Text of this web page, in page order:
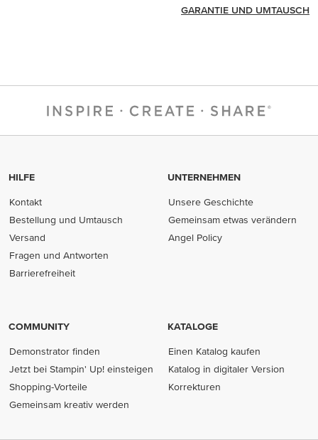
GARANTIE UND UMTAUSCH
HILFE
Kontakt
Bestellung und Umtausch
Versand
Fragen und Antworten
Barrierefreiheit
UNTERNEHMEN
Unsere Geschichte
Gemeinsam etwas verändern
Angel Policy
COMMUNITY
Demonstrator finden
Jetzt bei Stampin' Up! einsteigen
Shopping-Vorteile
Gemeinsam kreativ werden
KATALOGE
Einen Katalog kaufen
Katalog in digitaler Version
Korrekturen